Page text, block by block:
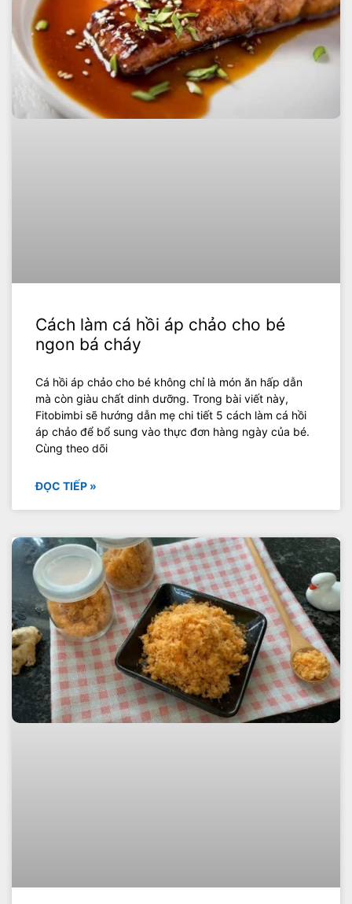
Cách làm cá hồi áp chảo cho bé
ngon bá cháy
Cá hồi áp chảo cho bé không chỉ là món ăn hấp dẫn
mà còn giàu chất dinh dưỡng. Trong bài viết này,
Fitobimbi sẽ hướng dẫn mẹ chi tiết 5 cách làm cá hồi
áp chảo để bổ sung vào thực đơn hàng ngày của bé.
Cùng theo dõi
ĐỌC TIẾP »